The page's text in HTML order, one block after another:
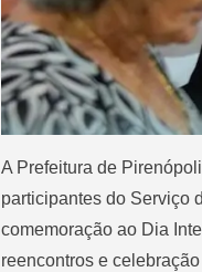
A Prefeitura de
participantes do Serviço
comemoração ao Dia
reencontros e